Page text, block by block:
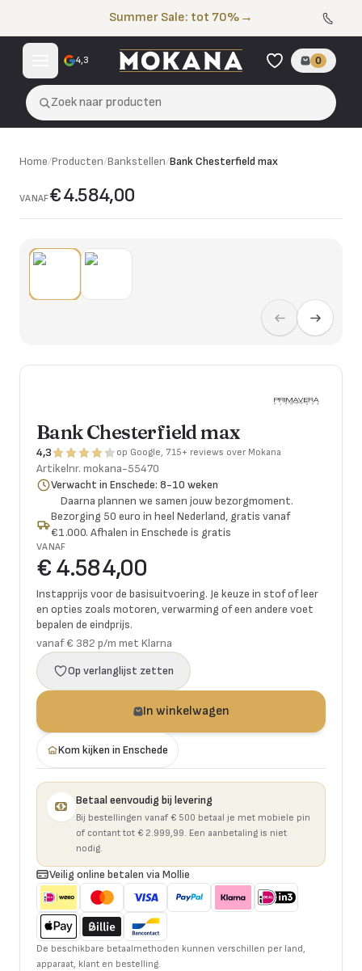
Summer Sale: tot 70% →
4,3 0
Zoek naar producten
Home/Producten/Bankstellen/Bank Chesterfield max
VANAF€ 4.584,00
Bank Chesterfield max
4,3 op Google, 715+ reviews over Mokana
Artikelnr. mokana-55470
Verwacht in Enschede: 8-10 weken
Daarna plannen we samen jouw bezorgmoment.
Bezorging 50 euro in heel Nederland, gratis vanaf
€1.000. Afhalen in Enschede is gratis
VANAF
€ 4.584,00
Instapprijs voor de basisuitvoering. Je keuze in stof of leer
en opties zoals motoren, verwarming of een andere voet
bepalen de eindprijs.
vanaf € 382 p/m met Klarna
Op verlanglijst zetten
In winkelwagen
Kom kijken in Enschede
Betaal eenvoudig bij levering
Bij bestellingen vanaf € 500 betaal je met mobiele pin
of contant tot € 2.999,99. Een aanbetaling is niet
nodig.
Veilig online betalen via Mollie
De beschikbare betaalmethoden kunnen verschillen per land,
apparaat, klant en bestelling.